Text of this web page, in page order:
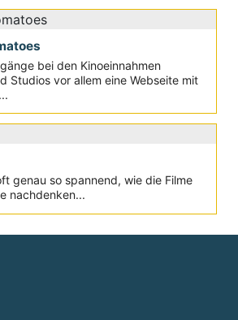
bei den Kinoeinnahmen
Studios vor allem eine Webseite mit
genau so spannend, wie die Filme
nachdenken...